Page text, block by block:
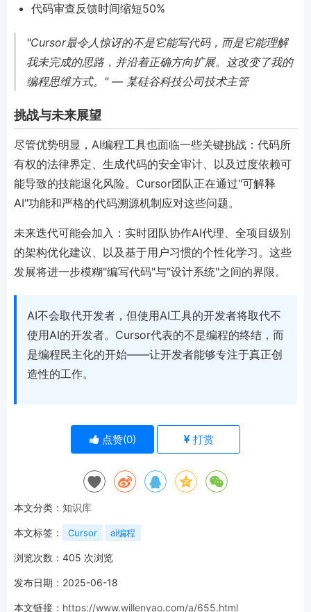
代码审查反馈时间缩短50%
"Cursor最令人惊讶的不是它能写代码，而是它能理解
我未完成的思路，并沿着正确方向扩展。这改变了我的
编程思维方式。" — 某硅谷科技公司技术主管
挑战与未来展望
尽管优势明显，AI编程工具也面临一些关键挑战：代码所
有权的法律界定、生成代码的安全审计、以及过度依赖可
能导致的技能退化风险。Cursor团队正在通过"可解释
AI"功能和严格的代码溯源机制应对这些问题。
未来迭代可能会加入：实时团队协作AI代理、全项目级别
的架构优化建议、以及基于用户习惯的个性化学习。这些
发展将进一步模糊"编写代码"与"设计系统"之间的界限。
AI不会取代开发者，但使用AI工具的开发者将取代不
使用AI的开发者。Cursor代表的不是编程的终结，而
是编程民主化的开始——让开发者能够专注于真正创
造性的工作。
点赞(0) 打赏
本文分类： 知识库
本文标签： Cursor ai编程
浏览次数： 405 次浏览
发布日期：2025-06-18
本文链接： https://www.willenyao.com/a/655.html